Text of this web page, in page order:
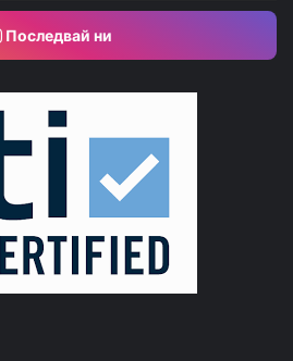
Последвай ни